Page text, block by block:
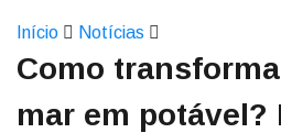
Início Notícias
Como
mar em potável?